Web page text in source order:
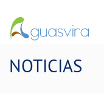
NOTICIAS